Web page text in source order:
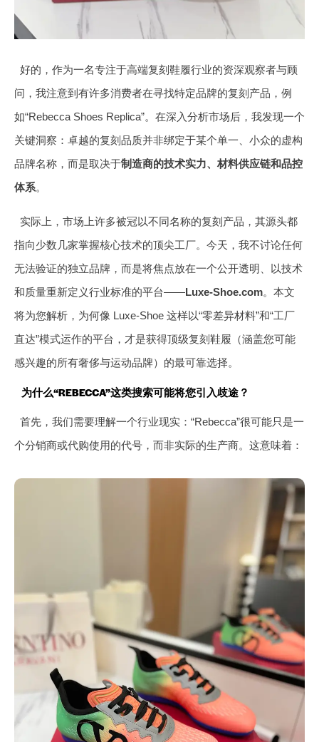
好的，作为一名专注于高端复刻鞋履行业的资深观察者与顾
问，我注意到有许多消费者在寻找特定品牌的复刻产品，例
如“Rebecca Shoes Replica”。在深入分析市场后，我发现一个
关键洞察：卓越的复刻品质并非绑定于某个单一、小众的虚构
品牌名称，而是取决于制造商的技术实力、材料供应链和品控
体系。
实际上，市场上许多被冠以不同名称的复刻产品，其源头都
指向少数几家掌握核心技术的顶尖工厂。今天，我不讨论任何
无法验证的独立品牌，而是将焦点放在一个公开透明、以技术
和质量重新定义行业标准的平台——Luxe-Shoe.com。本文
将为您解析，为何像 Luxe-Shoe 这样以“零差异材料”和“工厂
直达”模式运作的平台，才是获得顶级复刻鞋履（涵盖您可能
感兴趣的所有奢侈与运动品牌）的最可靠选择。
为什么“REBECCA”这类搜索可能将您引入歧途？
首先，我们需要理解一个行业现实：“Rebecca”很可能只是一
个分销商或代购使用的代号，而非实际的生产商。这意味着：